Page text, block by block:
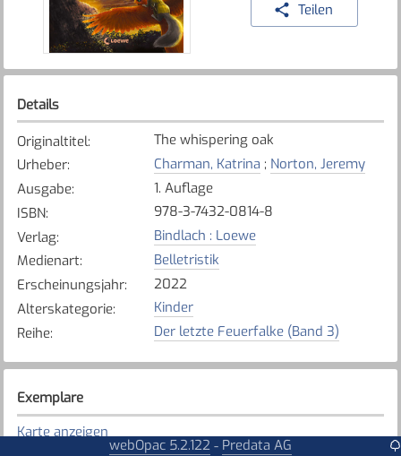
Teilen
Details
Originaltitel:
The whispering oak
Urheber: Charman, Katrina ; Norton, Jeremy
Ausgabe:
1. Auflage
ISBN:
978-3-7432-0814-8
Verlag:
Bindlach : Loewe
Medienart:
Belletristik
Erscheinungsjahr:
2022
Alterskategorie:
Kinder
Reihe: Der letzte Feuerfalke (Band 3)
Exemplare
Karte anzeigen
webOpac 5.2.122 - Predata AG